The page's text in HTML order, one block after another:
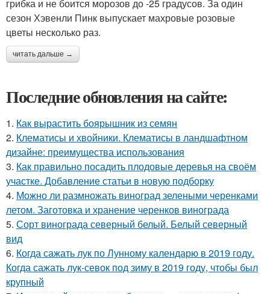
грибка и не боится морозов до -25 градусов. За один
сезон Хэвенли Пинк выпускает махровые розовые
цветы несколько раз.
читать дальше →
Последние обновления на сайте:
1. Как вырастить боярышник из семян
2. Клематисы и хвойники. Клематисы в ландшафтном
дизайне: преимущества использования
3. Как правильно посадить плодовые деревья на своём
участке. Добавление статьи в новую подборку
4. Можно ли размножать виноград зелеными черенками
летом. Заготовка и хранение черенков винограда
5. Сорт винограда северный белый. Белый северный
вид
6. Когда сажать лук по Лунному календарю в 2019 году.
Когда сажать лук-севок под зиму в 2019 году, чтобы был
крупный